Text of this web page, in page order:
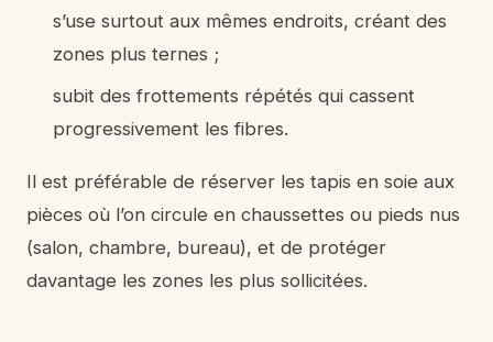
s’use surtout aux mêmes endroits, créant des
zones plus ternes ;
subit des frottements répétés qui cassent
progressivement les fibres.
Il est préférable de réserver les tapis en soie aux
pièces où l’on circule en chaussettes ou pieds nus
(salon, chambre, bureau), et de protéger
davantage les zones les plus sollicitées.